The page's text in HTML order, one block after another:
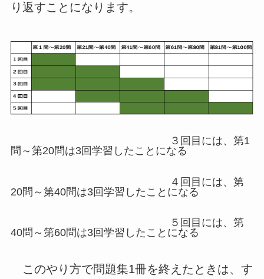
り返すことになります。
３回目には、第1
問～第20問は3回学習したことになる
４回目には、第
20問～第40問は3回学習したことになる
５回目には、第
40問～第60問は3回学習したことになる
このやり方で問題集1冊を終えたときは、す